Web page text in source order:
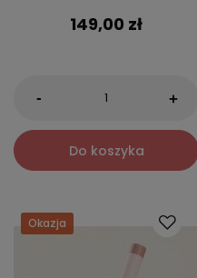
149,00 zł
- +
Do koszyka
Okazja